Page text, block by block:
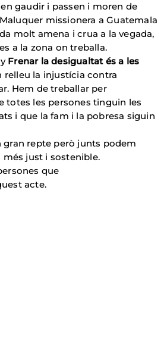
gaudir i passen i moren de
missionera a Guatemala
molt amena i crua a la vegada,
a la zona on treballa.
Frenar la desigualtat és a les
relleu la injustícia contra
Hem de treballar per
totes les persones tinguin les
i que la fam i la pobresa siguin
gran repte però junts podem
just i sostenible.
que
acte.